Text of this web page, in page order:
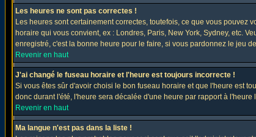
Les heures ne sont pas correctes !
Les heures sont certainement correctes, toutefois, ce que vous pouvez
horaire qui vous convient, ex : Londres, Paris, New York, Sydney, etc.
enregistré, c'est la bonne heure pour le faire, si vous pardonnez le jeu
Revenir en haut
J'ai changé le fuseau horaire et l'heure est toujours incorrecte !
Si vous êtes sûr d'avoir choisi le bon fuseau horaire et que l'heure est
donc durant l'été, l'heure sera décalée d'une heure par rapport à l'heure
Revenir en haut
Ma langue n'est pas dans la liste !